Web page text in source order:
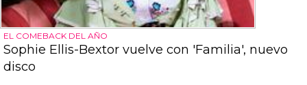
EL COMEBACK DEL AÑO
Sophie Ellis-Bextor vuelve con 'Familia', nuevo
disco